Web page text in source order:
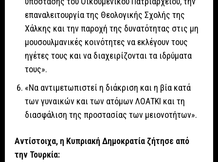
επαναλειτουργία της Θεολογικής Σχολής της
Χάλκης και την παροχή της δυνατότητας στις μη
μουσουλμανικές κοινότητες να εκλέγουν τους
ηγέτες τους και να διαχειρίζονται τα ιδρύματα
τους».
«Να αντιμετωπιστεί η διάκριση και η βία κατά
των γυναικών και των ατόμων ΛΟΑΤΚΙ και τη
διασφάλιση της προστασίας των μειονοτήτων».
Αντίστοιχα, η Κυπριακή Δημοκρατία ζήτησε από
την Τουρκία: